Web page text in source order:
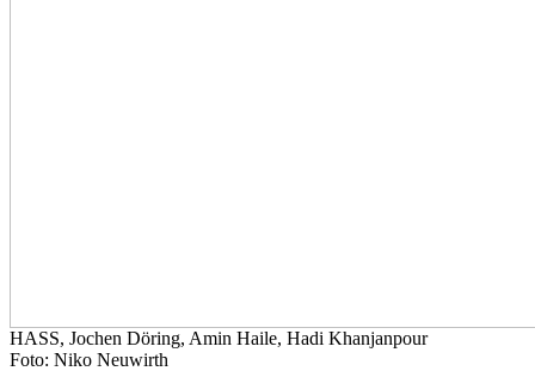
HASS, Jochen Döring, Amin Haile, Hadi Khanjanpour
Foto: Niko Neuwirth